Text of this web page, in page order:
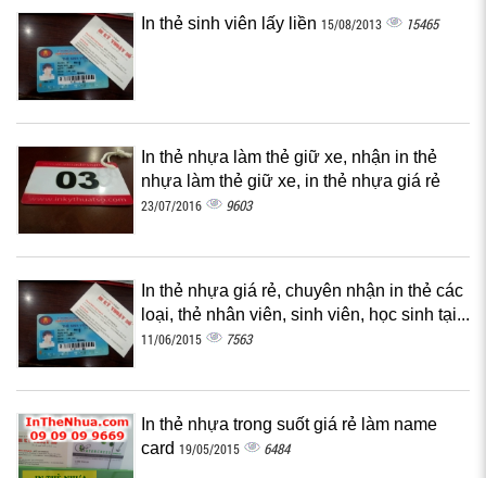
In thẻ sinh viên lấy liền 15/08/2013 15465
In thẻ nhựa làm thẻ giữ xe, nhận in thẻ
nhựa làm thẻ giữ xe, in thẻ nhựa giá rẻ
23/07/2016 9603
In thẻ nhựa giá rẻ, chuyên nhận in thẻ các
loại, thẻ nhân viên, sinh viên, học sinh tại...
11/06/2015 7563
In thẻ nhựa trong suốt giá rẻ làm name
card 19/05/2015 6484